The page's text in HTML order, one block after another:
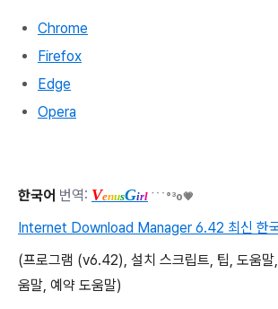
Chrome
Firefox
Edge
Opera
한국어 번역: VenusGirl ´``°³о💗
Internet Download Manager 6.42 최신 한
(프로그램 (v6.42), 설치 스크립트, 팁, 도움말
움말, 예약 도움말)